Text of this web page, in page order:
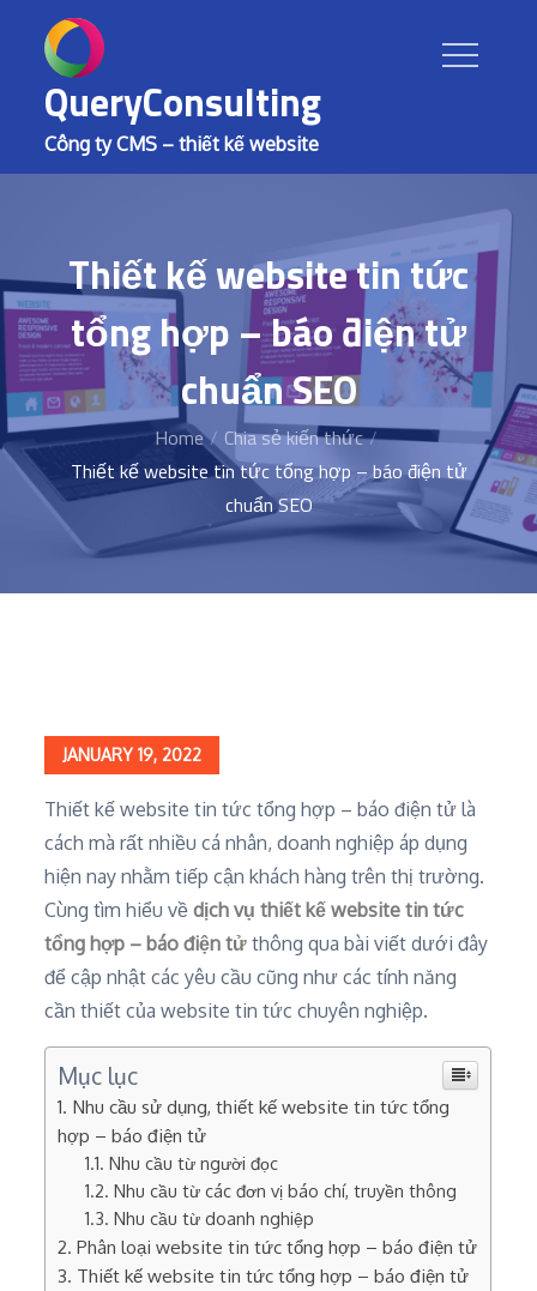
contentQueryConsulting
Công ty CMS – thiết kế website
Thiết kế website tin tức
tổng hợp – báo điện tử
chuẩn SEO
Home
Chia sẻ kiến thức
Thiết kế website tin tức tổng hợp – báo điện tử
chuẩn SEO
Posted
JANUARY 19, 2022
Thiết kế website tin tức tổng hợp – báo điện tử là
cách mà rất nhiều cá nhân, doanh nghiệp áp dụng
hiện nay nhằm tiếp cận khách hàng trên thị trường.
Cùng tìm hiểu vềdịch vụ thiết kế website tin tức
tổng hợp – báo điện tử thông qua bài viết dưới đây
để cập nhật các yêu cầu cũng như các tính năng
cần thiết của website tin tức chuyên nghiệp.
Mục lục
Nhu cầu sử dụng, thiết kế website tin tức tổng
hợp – báo điện tử
Nhu cầu từ người đọc
Nhu cầu từ các đơn vị báo chí, truyền thông
Nhu cầu từ doanh nghiệp
Phân loại website tin tức tổng hợp – báo điện tử
Thiết kế website tin tức tổng hợp – báo điện tử